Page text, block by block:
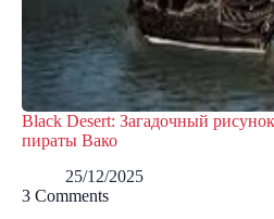
Black Desert: Загадочный
пираты Вако
25/12/2025
3 Comments